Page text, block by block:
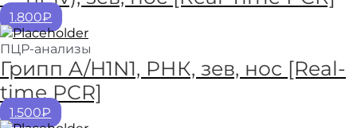
1.800₽
ПЦР-анализы
Грипп A/H1N1, РНК, зев, нос [Real-
time PCR]
1.500₽